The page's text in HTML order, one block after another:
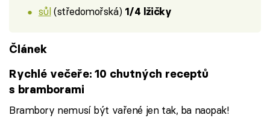
sůl(středomořská) 1/4 lžičky
Článek
Rychlé večeře: 10 chutných receptů
s bramborami
Brambory nemusí být vařené jen tak, ba naopak!